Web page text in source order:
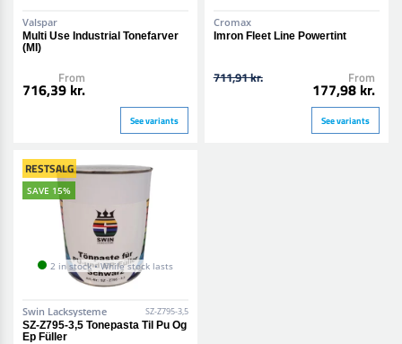
Valspar
Multi Use Industrial Tonefarver
(MI)
From
716,39 kr.
See variants
Cromax
Imron Fleet Line Powertint
711,91 kr. From
177,98 kr.
See variants
RESTSALG
SAVE 15%
2 in stock • While stock lasts
Swin Lacksysteme SZ-Z795-3,5
SZ-Z795-3,5 Tonepasta Til Pu Og
Ep Füller